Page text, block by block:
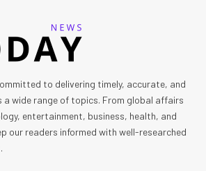
to delivering timely, accurate, and
a wide range of topics. From global affairs
entertainment, business, health, and
our readers informed with well-researched